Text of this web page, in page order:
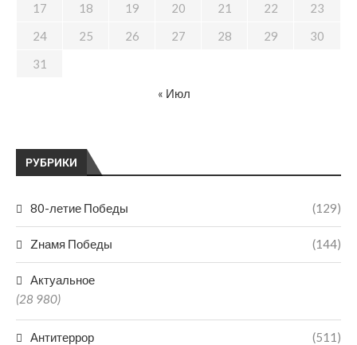
РУБРИКИ
80-летие Победы (129)
Zнамя Победы (144)
Актуальное
(28 980)
Антитеррор (511)
17
18 19 20 21 22
23
24
25 26 27 28 29
30
31
« Июл